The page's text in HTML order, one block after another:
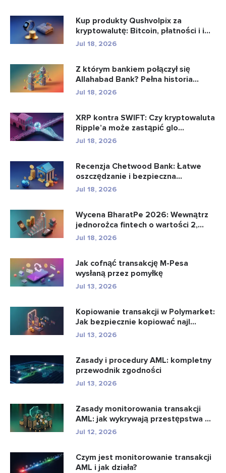
Kup produkty Qushvolpix za
kryptowalutę: Bitcoin, płatności i i...
Jul 18, 2026
Z którym bankiem połączył się
Allahabad Bank? Pełna historia...
Jul 18, 2026
XRP kontra SWIFT: Czy kryptowaluta
Ripple’a może zastąpić glo...
Jul 18, 2026
Recenzja Chetwood Bank: Łatwe
oszczędzanie i bezpieczna
bankowo�...
Jul 18, 2026
Wycena BharatPe 2026: Wewnątrz
jednorożca fintech o wartości 2,...
Jul 18, 2026
Jak cofnąć transakcję M-Pesa
wysłaną przez pomyłkę
Jul 13, 2026
Kopiowanie transakcji w Polymarket:
Jak bezpiecznie kopiować najl...
Jul 13, 2026
Zasady i procedury AML: kompletny
przewodnik zgodności
Jul 13, 2026
Zasady monitorowania transakcji
AML: jak wykrywają przestępstwa ...
Jul 12, 2026
Czym jest monitorowanie transakcji
AML i jak działa?